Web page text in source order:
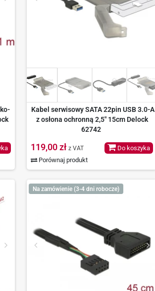
Kabel serwisowy SATA 22pin USB 3.0-A
z osłona ochronną 2,5" 15cm Delock
62742
119,00 zł z VAT
Porównaj produkt
Do koszyka
Na zamówienie (3-4 dni robocze)